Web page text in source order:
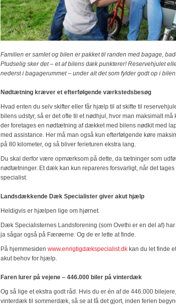
Familien er samlet og bilen er pakket til randen med bagage,
Pludselig sker det – et af bilens dæk punkterer! Reservehjulet
nederst i bagagerummet – under alt det som fylder godt op i bilen.
Nødtætning kræver et efterfølgende værkstedsbesøg
Hvad enten du selv skifter eller får hjælp til at skifte til
bilens udstyr, så er det ofte til et nødhjul, hvor man maksimalt
der foretages en nødtætning af dækket med bilens nødkit med
med assistance. Her må man også kun efterfølgende køre
på 80 kilometer, og så bliver ferieturen ekstra lang.
Du skal derfor være opmærksom på dette, da tætninger som
nødtætninger. Et dæk kan kun repareres forsvarligt, når det
specialist.
Landsdækkende Dæk Specialister giver akut hjælp
Heldigvis er hjælpen lige om hjørnet.
Dæk Specialisternes Landsforening (som Ovethi er en del af)
ja sågar også på Færøerne. Og de er lette at finde.
På hjemmesiden www.enrigtigdækspecialist.dk kan du let finde
akut behov for hjælp.
Faren lurer på vejene – 446.000 biler på vinterdæk
Og så lige et ekstra godt råd. Hvis du er én af de 446.000
vinterdæk til sommerdæk, så se at få det gjort, inden ferien